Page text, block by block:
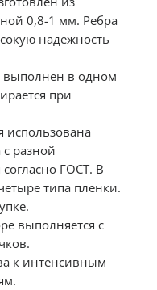
0,8-1 мм. Ребра
надежность
в одном
при
использована
разной
ГОСТ. В
типа пленки.
выполняется с
к интенсивным